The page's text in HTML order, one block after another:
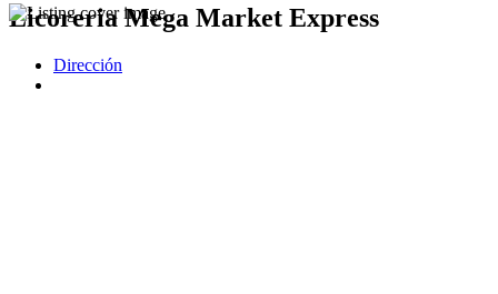
Licoreria Mega Market Express
Dirección